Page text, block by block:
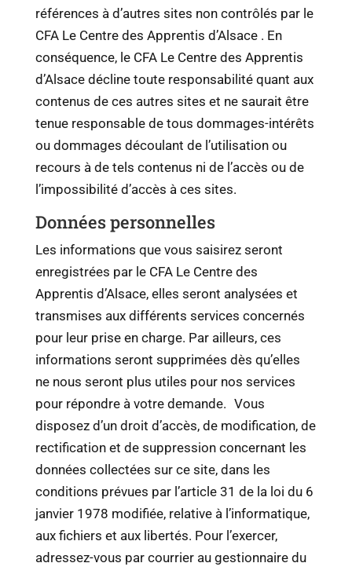
références à d’autres sites non contrôlés par le
CFA Le Centre des Apprentis d’Alsace . En
conséquence, le CFA Le Centre des Apprentis
d’Alsace décline toute responsabilité quant aux
contenus de ces autres sites et ne saurait être
tenue responsable de tous dommages-intérêts
ou dommages découlant de l’utilisation ou
recours à de tels contenus ni de l’accès ou de
l’impossibilité d’accès à ces sites.
Données personnelles
Les informations que vous saisirez seront
enregistrées par le CFA Le Centre des
Apprentis d’Alsace, elles seront analysées et
transmises aux différents services concernés
pour leur prise en charge. Par ailleurs, ces
informations seront supprimées dès qu’elles
ne nous seront plus utiles pour nos services
pour répondre à votre demande. Vous
disposez d’un droit d’accès, de modification, de
rectification et de suppression concernant les
données collectées sur ce site, dans les
conditions prévues par l’article 31 de la loi du 6
janvier 1978 modifiée, relative à l’informatique,
aux fichiers et aux libertés. Pour l’exercer,
adressez-vous par courrier au gestionnaire du